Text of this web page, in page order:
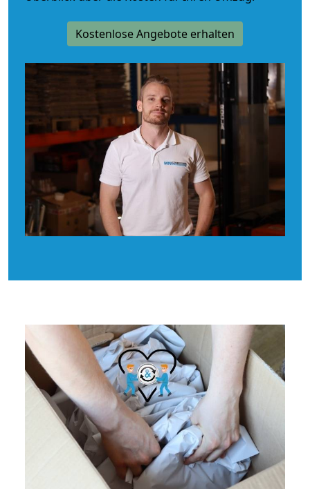
Kostenlose Angebote erhalten